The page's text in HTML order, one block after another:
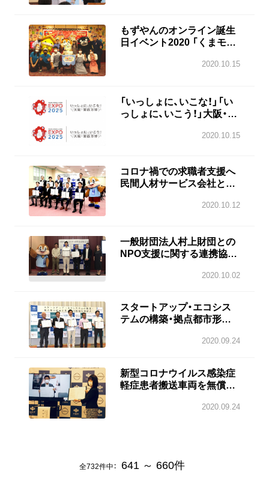
もずやんのオンライン誕生
日イベント2020 「くまモ
大好きなたこ焼きや、もず
2020.10.15
「いっしょに、いこな！」「い
っしょに、いこう！」大阪・関
ゴマーク」 使用申請Webサ
2020.10.15
コロナ禍での求職者支援へ
民間人材サービス会社と連
ソーシアム」設立 大阪府
2020.10.12
一般財団法人村上財団との
NPO支援に関する連携協定
2020.10.02
スタートアップ・エコシス
テムの構築・拠点都市形成
2020.09.24
新型コロナウイルス感染症
軽症患者搬送車両を無償貸
2020.09.24
全732件中： 641 ～ 660件